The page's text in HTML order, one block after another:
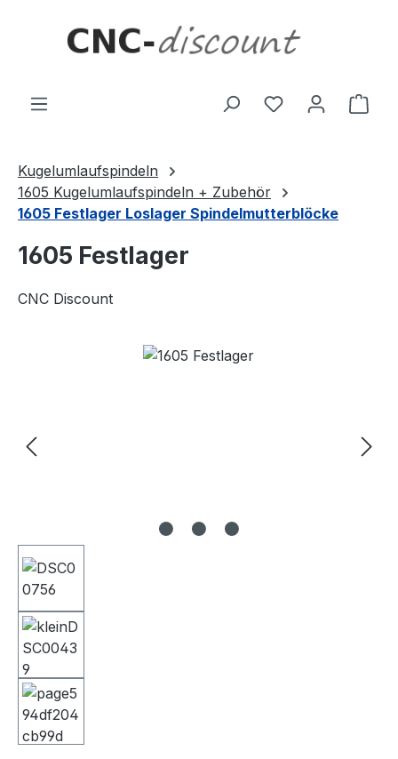
Kugelumlaufspindeln
1605 Kugelumlaufspindeln + Zubehör
1605 Festlager Loslager Spindelmutterblöcke
1605 Festlager
CNC Discount
Bildergalerie überspringen